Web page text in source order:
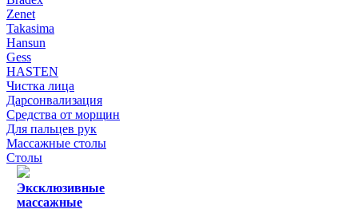
Zenet
Takasima
Hansun
Gess
HASTEN
Чистка лица
Дарсонвализация
Средства от морщин
Для пальцев рук
Массажные столы
Столы
Эксклюзивные
массажные